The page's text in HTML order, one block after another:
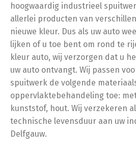
hoogwaardig industrieel
allerlei producten van
nieuwe kleur. Dus als uw auto
lijken of u toe bent om rond te
kleur auto, wij verzorgen dat u
uw auto ontvangt. Wij passen
spuitwerk de volgende
oppervlaktebehandeling toe:
kunststof, hout. Wij verzekeren
technische levensduur aan uw
Delfgauw.